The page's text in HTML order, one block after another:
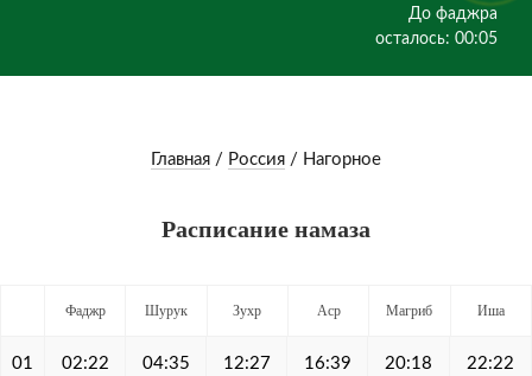
До фаджра
осталось: 00:05
Главная / Россия / Нагорное
Расписание намаза
Фаджр Шурук Зухр Аср Магриб Иша
01 02:22 04:35 12:27 16:39 20:18 22:22